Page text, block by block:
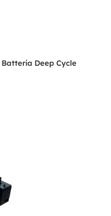
Batteria Deep Cycle